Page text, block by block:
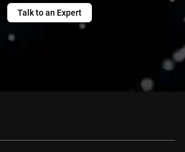
Talk to an Expert